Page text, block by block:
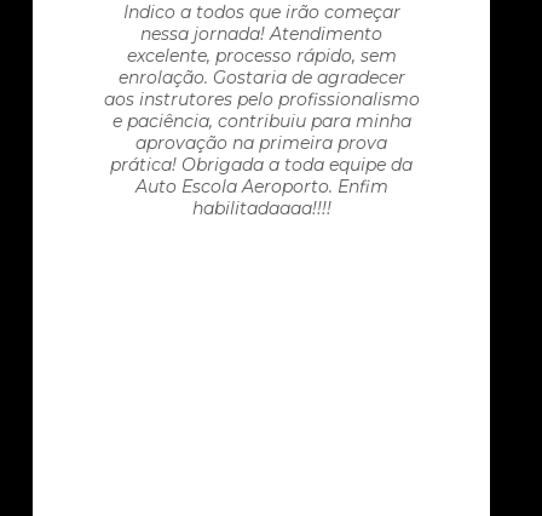
Indico a todos que irão começar
nessa jornada! Atendimento
excelente, processo rápido, sem
enrolação. Gostaria de agradecer
aos instrutores pelo profissionalismo
e paciência, contribuiu para minha
aprovação na primeira prova
prática! Obrigada a toda equipe da
Auto Escola Aeroporto. Enfim
habilitadaaaa!!!!